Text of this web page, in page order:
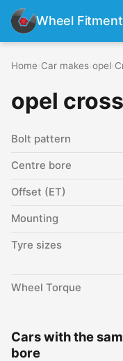
Wheel Fitment
Home Car makes opel
opel
Bolt pattern
Centre bore
Offset (ET)
Mounting
Tyre sizes
Wheel Torque
Cars with the
bore